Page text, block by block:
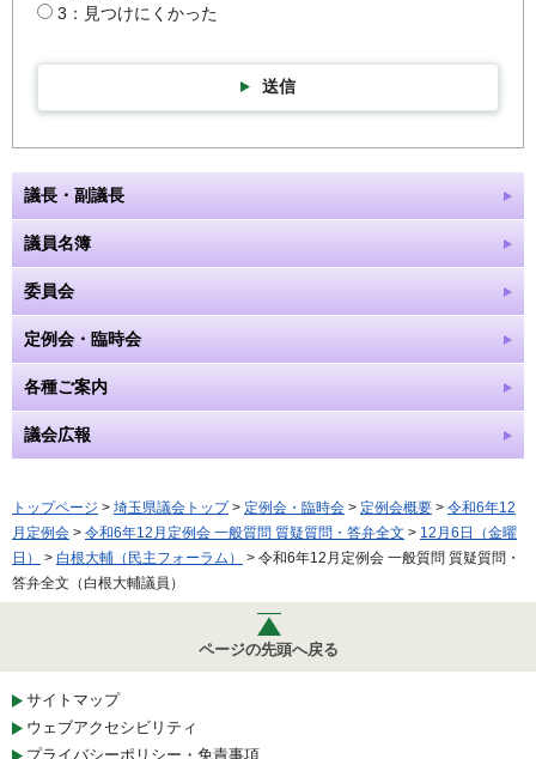
3：見つけにくかった
送信
議長・副議長
議員名簿
委員会
定例会・臨時会
各種ご案内
議会広報
トップページ > 埼玉県議会トップ> 定例会・臨時会 > 定例会概要 > 令和6年12
月定例会 > 令和6年12月定例会 一般質問 質疑質問・答弁全文 > 12月6日（金曜
日）
> 白根大輔（民主フォーラム）
> 令和6年12月定例会 一般質問 質疑質問・
答弁全文（白根大輔議員）
ページの先頭へ戻る
サイトマップ
ウェブアクセシビリティ
プライバシーポリシー・免責事項